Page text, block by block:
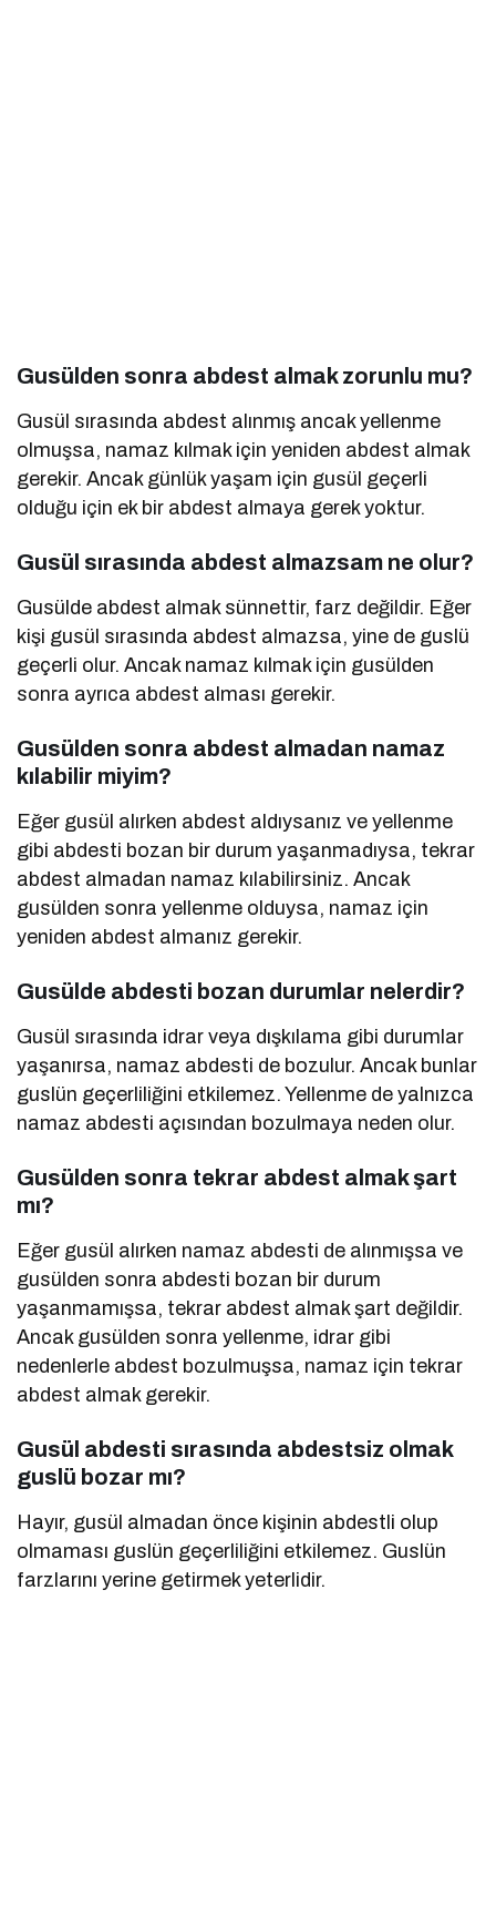
Gusülden sonra abdest almak zorunlu mu?
Gusül sırasında abdest alınmış ancak yellenme
olmuşsa, namaz kılmak için yeniden abdest almak
gerekir. Ancak günlük yaşam için gusül geçerli
olduğu için ek bir abdest almaya gerek yoktur.
Gusül sırasında abdest almazsam ne olur?
Gusülde abdest almak sünnettir, farz değildir. Eğer
kişi gusül sırasında abdest almazsa, yine de guslü
geçerli olur. Ancak namaz kılmak için gusülden
sonra ayrıca abdest alması gerekir.
Gusülden sonra abdest almadan namaz
kılabilir miyim?
Eğer gusül alırken abdest aldıysanız ve yellenme
gibi abdesti bozan bir durum yaşanmadıysa, tekrar
abdest almadan namaz kılabilirsiniz. Ancak
gusülden sonra yellenme olduysa, namaz için
yeniden abdest almanız gerekir.
Gusülde abdesti bozan durumlar nelerdir?
Gusül sırasında idrar veya dışkılama gibi durumlar
yaşanırsa, namaz abdesti de bozulur. Ancak bunlar
guslün geçerliliğini etkilemez. Yellenme de yalnızca
namaz abdesti açısından bozulmaya neden olur.
Gusülden sonra tekrar abdest almak şart
mı?
Eğer gusül alırken namaz abdesti de alınmışsa ve
gusülden sonra abdesti bozan bir durum
yaşanmamışsa, tekrar abdest almak şart değildir.
Ancak gusülden sonra yellenme, idrar gibi
nedenlerle abdest bozulmuşsa, namaz için tekrar
abdest almak gerekir.
Gusül abdesti sırasında abdestsiz olmak
guslü bozar mı?
Hayır, gusül almadan önce kişinin abdestli olup
olmaması guslün geçerliliğini etkilemez. Guslün
farzlarını yerine getirmek yeterlidir.